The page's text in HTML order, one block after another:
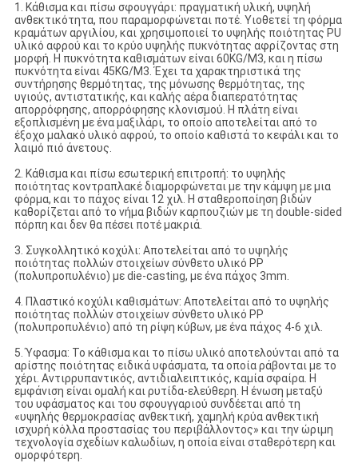
1. Κάθισμα και πίσω σφουγγάρι: πραγματική υλική, υψηλή
ανθεκτικότητα, που παραμορφώνεται ποτέ. Υιοθετεί τη φόρμα
κραμάτων αργιλίου, και χρησιμοποιεί το υψηλής ποιότητας PU
υλικό αφρού και το κρύο υψηλής πυκνότητας αφρίζοντας στη
μορφή. Η πυκνότητα καθισμάτων είναι 60KG/M3, και η πίσω
πυκνότητα είναι 45KG/M3. Έχει τα χαρακτηριστικά της
συντήρησης θερμότητας, της μόνωσης θερμότητας, της
υγιούς, αντιστατικής, και καλής αέρα διαπερατότητας
απορρόφησης, απορρόφησης κλονισμού. Η πλάτη είναι
εξοπλισμένη με ένα μαξιλάρι, το οποίο αποτελείται από το
έξοχο μαλακό υλικό αφρού, το οποίο καθιστά το κεφάλι και το
λαιμό πιό άνετους.
2. Κάθισμα και πίσω εσωτερική επιτροπή: το υψηλής
ποιότητας κοντραπλακέ διαμορφώνεται με την κάμψη με μια
φόρμα, και το πάχος είναι 12 χιλ. Η σταθεροποίηση βιδών
καθορίζεται από το νήμα βιδών καρπουζιών με τη double-sided
πόρπη και δεν θα πέσει ποτέ μακριά.
3. Συγκολλητικό κοχύλι: Αποτελείται από το υψηλής
ποιότητας πολλών στοιχείων σύνθετο υλικό PP
(πολυπροπυλένιο) με die-casting, με ένα πάχος 3mm.
4. Πλαστικό κοχύλι καθισμάτων: Αποτελείται από το υψηλής
ποιότητας πολλών στοιχείων σύνθετο υλικό PP
(πολυπροπυλένιο) από τη ρίψη κύβων, με ένα πάχος 4-6 χιλ.
5. Ύφασμα: Το κάθισμα και το πίσω υλικό αποτελούνται από τα
αρίστης ποιότητας ειδικά υφάσματα, τα οποία ράβονται με το
χέρι. Αντιρρυπαντικός, αντιδιαλειπτικός, καμία σφαίρα. Η
εμφάνιση είναι ομαλή και ρυτίδα-ελεύθερη. Η ένωση μεταξύ
του υφάσματος και του σφουγγαριού συνδέεται από τη
«υψηλής θερμοκρασίας ανθεκτική, χαμηλή κρύα ανθεκτική
ισχυρή κόλλα προστασίας του περιβάλλοντος» και την ώριμη
τεχνολογία σχεδίων καλωδίων, η οποία είναι σταθερότερη και
ομορφότερη.